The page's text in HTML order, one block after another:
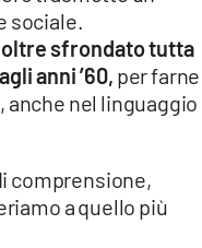
sociale.
sfrondato tutta
anni ’60, per farne
nel linguaggio
comprensione,
a quello più